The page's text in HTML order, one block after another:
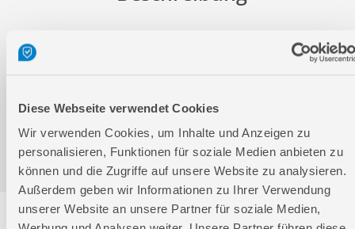
Diese Webseite verwendet Cookies
Wir verwenden Cookies, um Inhalte und Anzeigen zu
personalisieren, Funktionen für soziale Medien anbieten zu
können und die Zugriffe auf unsere Website zu analysieren.
Außerdem geben wir Informationen zu Ihrer Verwendung
unserer Website an unsere Partner für soziale Medien,
Ratschen (1/2", 3/8", 1/4"). Der praktische Koffer beinhaltet
Adapter. Auch Innensechsrund-Schlüssel und 3
enthalten ist ein 1/4" Steckgriff und großem Bit-Sortiment
in 2 verschiedenen Größen (6,3 mm und 8 mm).